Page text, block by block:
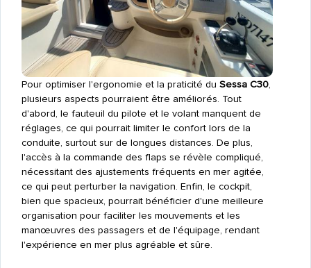
Pour optimiser l'ergonomie et la praticité du Sessa C30,
plusieurs aspects pourraient être améliorés. Tout
d'abord, le fauteuil du pilote et le volant manquent de
réglages, ce qui pourrait limiter le confort lors de la
conduite, surtout sur de longues distances. De plus,
l'accès à la commande des flaps se révèle compliqué,
nécessitant des ajustements fréquents en mer agitée,
ce qui peut perturber la navigation. Enfin, le cockpit,
bien que spacieux, pourrait bénéficier d'une meilleure
organisation pour faciliter les mouvements et les
manœuvres des passagers et de l'équipage, rendant
l'expérience en mer plus agréable et sûre.